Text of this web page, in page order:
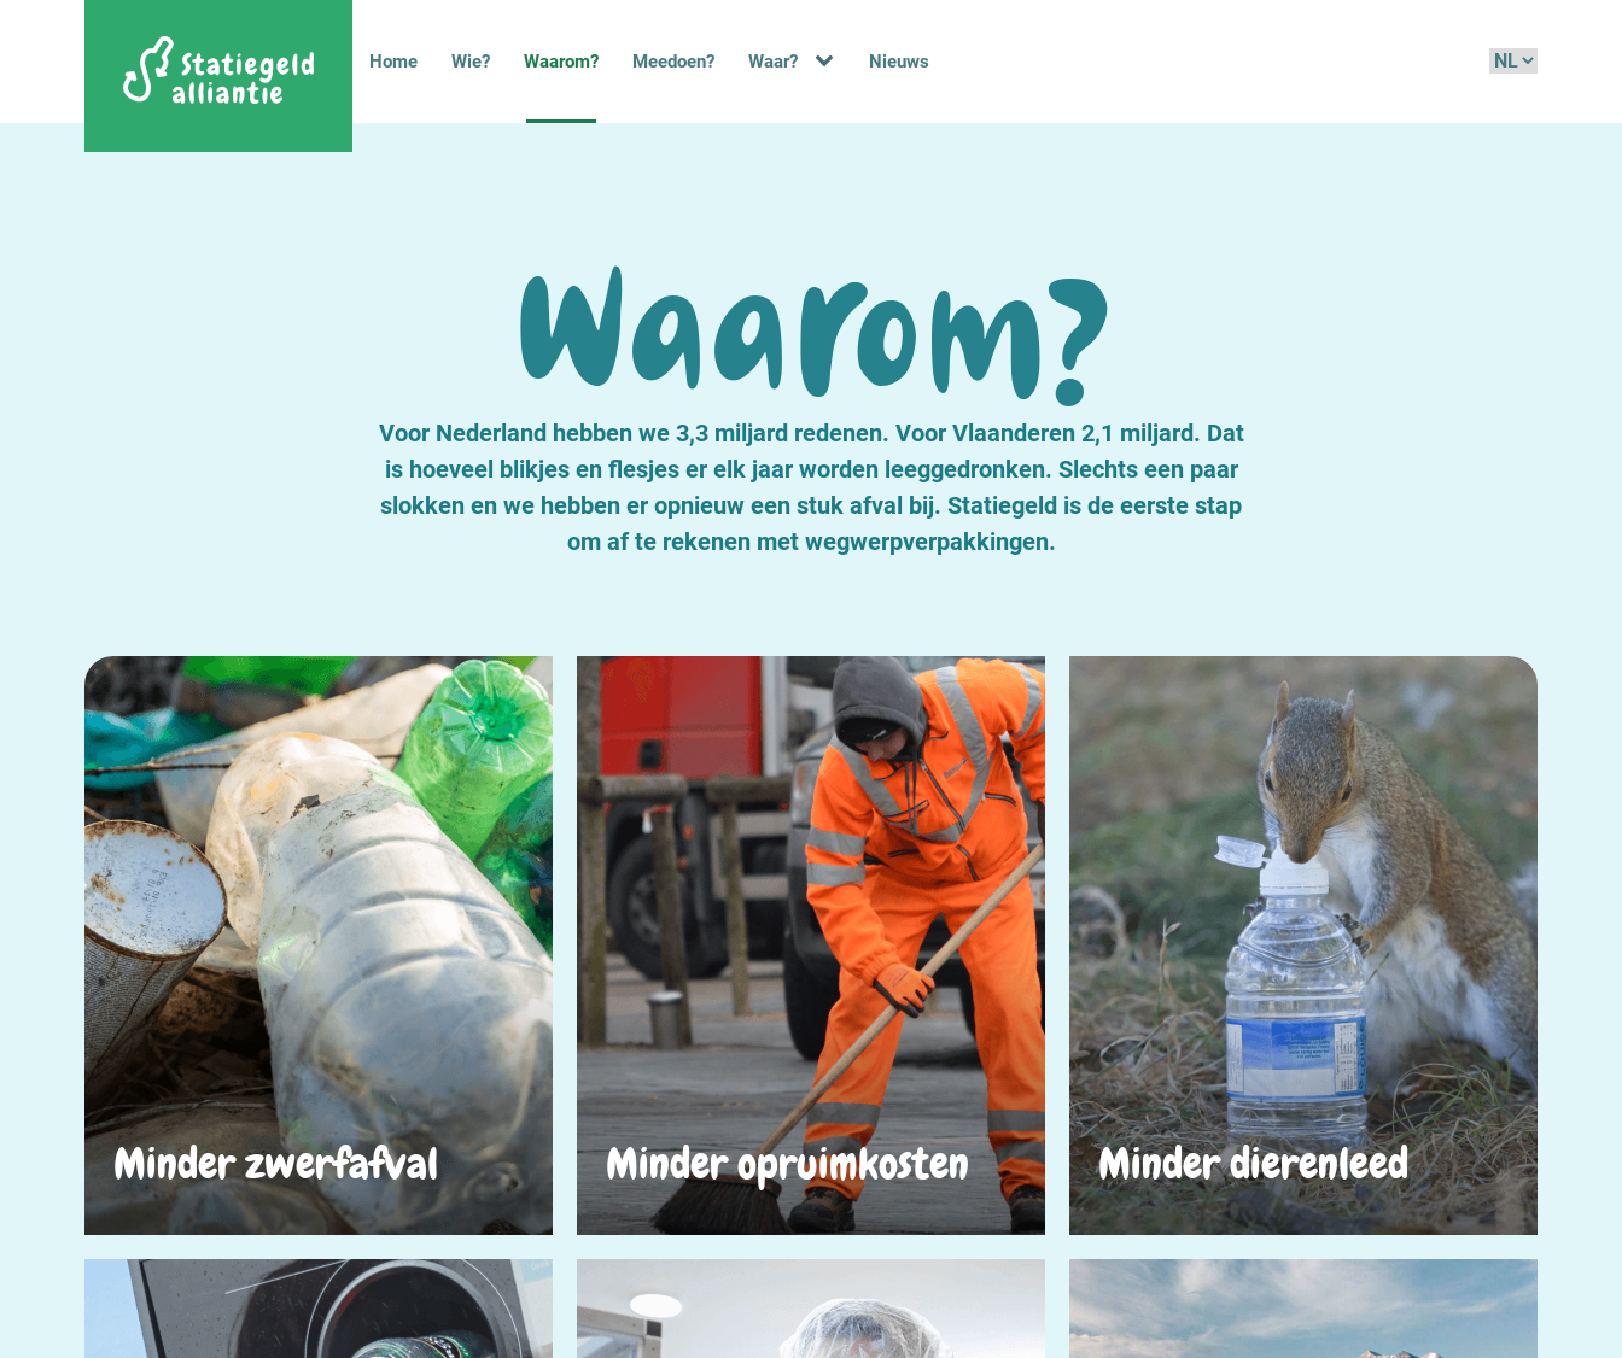
Home Wie? Waarom? Meedoen? Waar? Nieuws
Kies
taal
Waarom?
Voor Nederland hebben we 3,3 miljard redenen. Voor Vlaanderen 2,1 miljard. Dat
is hoeveel blikjes en flesjes er elk jaar worden leeggedronken. Slechts een paar
slokken en we hebben er opnieuw een stuk afval bij. Statiegeld is de eerste stap
om af te rekenen met wegwerpverpakkingen.
Minder zwerfafval Minder opruimkosten​ Minder dierenleed​